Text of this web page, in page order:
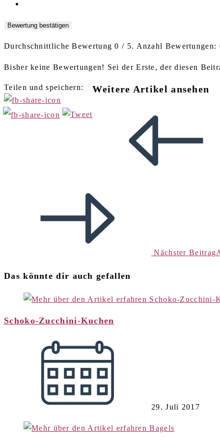
Bewertung bestätigen
Durchschnittliche Bewertung0 / 5. Anzahl Bewertungen:
Bisher keine Bewertungen! Sei der Erste, der diesen
Teilen und speichern: Weitere Artikel ansehen
Nächster Beitrag
Das könnte dir auch gefallen
Schoko-Zucchini-Kuchen
29. Juli 2017